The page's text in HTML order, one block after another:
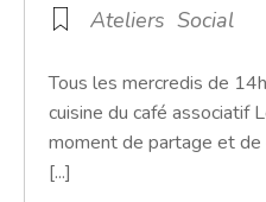
Ateliers Social
Tous les mercredis de
cuisine du café associatif
moment de partage et
[...]